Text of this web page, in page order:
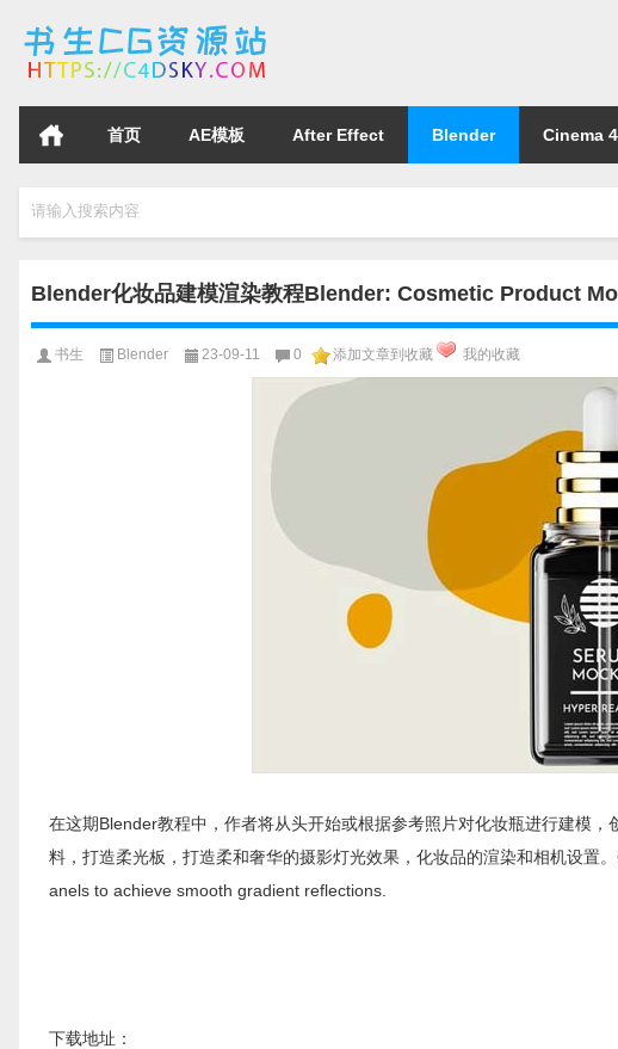
首页 AE模板 After Effect Blender Cinema
请输入搜索内容
Blender化妆品建模渲染教程Blender: Cosmetic Product
书生 Blender 23-09-11 0 添加文章到收藏 我的收藏
在这期Blender教程中，作者将从头开始或根据参考照片对化妆瓶进行建模
料，打造柔光板，打造柔和奢华的摄影灯光效果，化妆品的渲染和相机设
anels to achieve smooth gradient reflections.
下载地址：